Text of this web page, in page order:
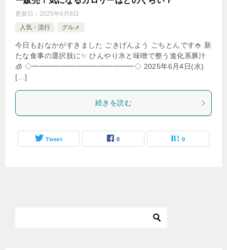
更新日： 2025年6月8日
人気・流行
グルメ
今日もおなかがすきました ごきげんよう ごちとんです🍚 新
たな食事の選択肢に✨ ひんやり氷と味噌で整う進化系豚汁
🧊 ◇━━━━━━━━━━━━━━◇ 2025年6月4日(水)
[…]
続きを読む
Tweet 0 0